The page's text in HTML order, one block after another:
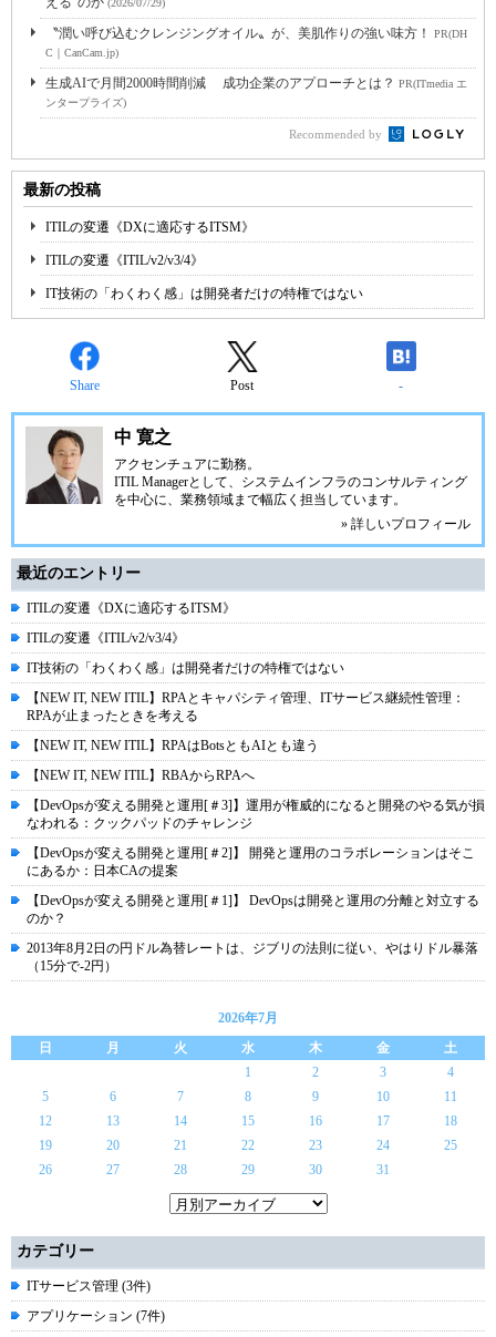
(2026/07/29)
〝潤い呼び込むクレンジングオイル〟が、美肌作りの強い味方！
PR(DH
C｜CanCam.jp)
生成AIで月間2000時間削減 成功企業のアプローチとは？ PR(ITmedia エ
ンタープライズ)
Recommended by
最新の投稿
ITILの変遷《DXに適応するITSM》
ITILの変遷《ITIL/v2/v3/4》
IT技術の「わくわく感」は開発者だけの特権ではない
Share Post -
中 寛之
アクセンチュアに勤務。
ITIL Managerとして、システムインフラのコンサルティング
を中心に、業務領域まで幅広く担当しています。
» 詳しいプロフィール
最近のエントリー
ITILの変遷《DXに適応するITSM》
ITILの変遷《ITIL/v2/v3/4》
IT技術の「わくわく感」は開発者だけの特権ではない
【NEW IT, NEW ITIL】RPAとキャパシティ管理、ITサービス継続性管理：
RPAが止まったときを考える
【NEW IT, NEW ITIL】RPAはBotsともAIとも違う
【NEW IT, NEW ITIL】RBAからRPAへ
【DevOpsが変える開発と運用[＃3]】運用が権威的になると開発のやる気が損
なわれる：クックパッドのチャレンジ
【DevOpsが変える開発と運用[＃2]】 開発と運用のコラボレーションはそこ
にあるか：日本CAの提案
【DevOpsが変える開発と運用[＃1]】 DevOpsは開発と運用の分離と対立する
のか？
2013年8月2日の円ドル為替レートは、ジブリの法則に従い、やはりドル暴落
（15分で-2円）
2026年7月
日
月 火 水 木 金
土
1
2 3
4
5
6 7 8 9 10
11
12
13 14 15 16 17
18
19
20 21 22 23 24
25
26
27 28 29 30 31
カテゴリー
ITサービス管理 (3件)
アプリケーション (7件)